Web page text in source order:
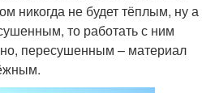
никогда не будет тёплым, ну а
то работать с ним
пересушенным – материал